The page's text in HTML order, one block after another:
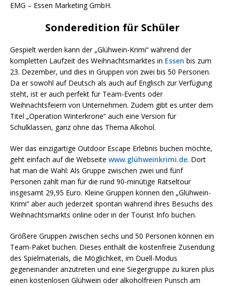
EMG – Essen Marketing GmbH.
Sonderedition für Schüler
Gespielt werden kann der „Glühwein-Krimi“ während der
kompletten Laufzeit des Weihnachtsmarktes in Essen bis zum
23. Dezember, und dies in Gruppen von zwei bis 50 Personen.
Da er sowohl auf Deutsch als auch auf Englisch zur Verfügung
steht, ist er auch perfekt für Team-Events oder
Weihnachtsfeiern von Unternehmen. Zudem gibt es unter dem
Titel „Operation Winterkrone“ auch eine Version für
Schulklassen, ganz ohne das Thema Alkohol.
Wer das einzigartige Outdoor Escape Erlebnis buchen möchte,
geht einfach auf die Webseite www.glühweinkrimi.de. Dort
hat man die Wahl: Als Gruppe zwischen zwei und fünf
Personen zahlt man für die rund 90-minütige Rätseltour
insgesamt 29,95 Euro. Kleine Gruppen können den „Glühwein-
Krimi“ aber auch jederzeit spontan während ihres Besuchs des
Weihnachtsmarkts online oder in der Tourist Info buchen.
Größere Gruppen zwischen sechs und 50 Personen können ein
Team-Paket buchen. Dieses enthält die kostenfreie Zusendung
des Spielmaterials, die Möglichkeit, im Duell-Modus
gegeneinander anzutreten und eine Siegergruppe zu küren plus
einen kostenlosen Glühwein oder alkoholfreien Punsch am